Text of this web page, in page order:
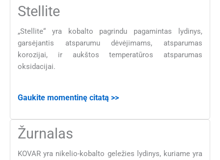
Stellite
„Stellite“ yra kobalto pagrindu pagamintas lydinys,
garsėjantis atsparumu dėvėjimams, atsparumas
korozijai, ir aukštos temperatūros atsparumas
oksidacijai.
Gaukite momentinę citatą >>
Žurnalas
KOVAR yra nikelio-kobalto geležies lydinys, kuriame yra